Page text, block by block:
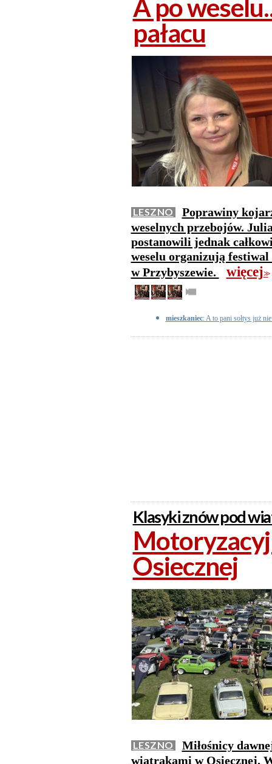
A po
pałacu
LESZNO
Poprawiny
weselnych przebojów.
postanowili jednak
weselu organizują
w Przybyszewie.
więcej>>
mieszkaniec: A to pani sołtys już
Klasyki znów pod
Osiecznej
LESZNO
Miłośnicy
wiatrakami w Osiecznej.